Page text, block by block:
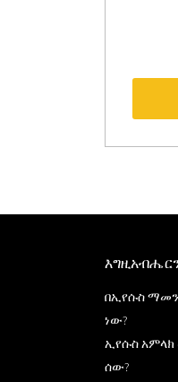
በኢየሱስ
ነው?
ኢየሱስ
ሰው?